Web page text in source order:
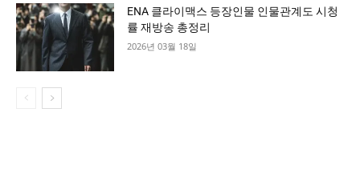
ENA 클라이맥스 등장인물 인물관계도 시청
률 재방송 총정리
2026년 03월 18일